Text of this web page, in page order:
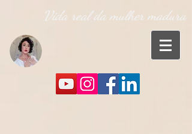
Vida real da mulher madura